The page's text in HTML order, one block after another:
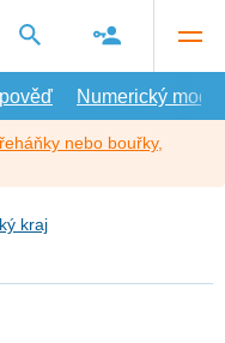
Numerický model
nebo bouřky,
kraj